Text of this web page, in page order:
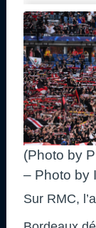
(Photo by
– Photo by
Sur RMC,